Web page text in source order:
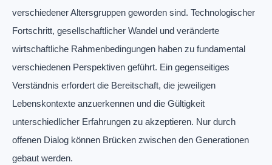
verschiedener Altersgruppen geworden sind. Technologischer
Fortschritt, gesellschaftlicher Wandel und veränderte
wirtschaftliche Rahmenbedingungen haben zu fundamental
verschiedenen Perspektiven geführt. Ein gegenseitiges
Verständnis erfordert die Bereitschaft, die jeweiligen
Lebenskontexte anzuerkennen und die Gültigkeit
unterschiedlicher Erfahrungen zu akzeptieren. Nur durch
offenen Dialog können Brücken zwischen den Generationen
gebaut werden.